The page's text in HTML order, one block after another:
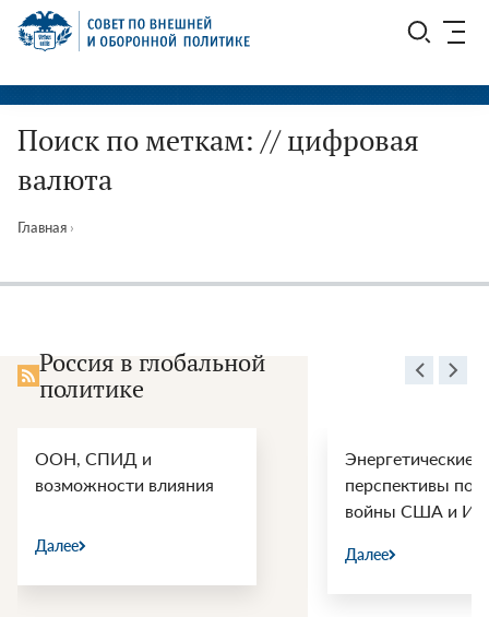
Перейти
СВОП
Поиск по меткам: // цифровая
валюта
Главная ›
Россия в глобальной
политике
ООН, СПИД и
возможности влияния
Далее
Энергетические
перспективы
войны США и
Далее